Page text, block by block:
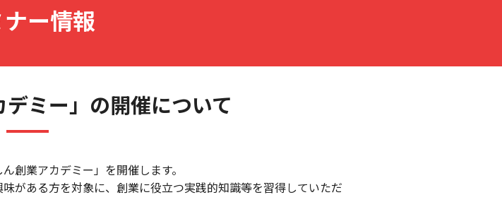
ー情報
デミー」の開催について
創業アカデミー」を開催します。
がある方を対象に、創業に役立つ実践的知識等を習得していただ